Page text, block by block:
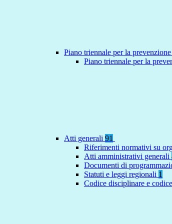
Piano triennale per la
Piano triennale per la
Atti generali 91
Riferimenti normativi su
Atti amministrativi generali
Documenti di
Statuti e leggi regionali 1
Codice disciplinare e